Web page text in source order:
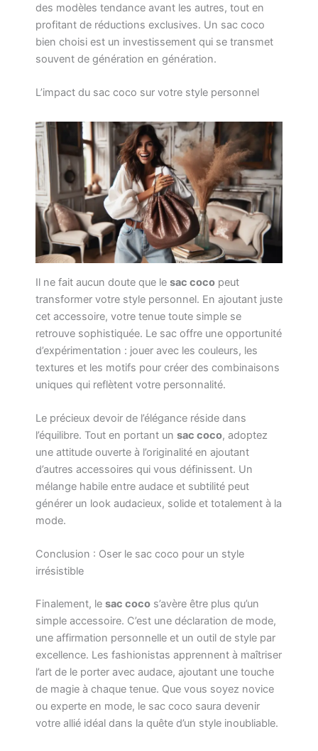
des modèles tendance avant les autres, tout en
profitant de réductions exclusives. Un sac coco
bien choisi est un investissement qui se transmet
souvent de génération en génération.
L’impact du sac coco sur votre style personnel
Il ne fait aucun doute que le sac coco peut
transformer votre style personnel. En ajoutant juste
cet accessoire, votre tenue toute simple se
retrouve sophistiquée. Le sac offre une opportunité
d’expérimentation : jouer avec les couleurs, les
textures et les motifs pour créer des combinaisons
uniques qui reflètent votre personnalité.
Le précieux devoir de l’élégance réside dans
l’équilibre. Tout en portant un sac coco, adoptez
une attitude ouverte à l’originalité en ajoutant
d’autres accessoires qui vous définissent. Un
mélange habile entre audace et subtilité peut
générer un look audacieux, solide et totalement à la
mode.
Conclusion : Oser le sac coco pour un style
irrésistible
Finalement, le sac coco s’avère être plus qu’un
simple accessoire. C’est une déclaration de mode,
une affirmation personnelle et un outil de style par
excellence. Les fashionistas apprennent à maîtriser
l’art de le porter avec audace, ajoutant une touche
de magie à chaque tenue. Que vous soyez novice
ou experte en mode, le sac coco saura devenir
votre allié idéal dans la quête d’un style inoubliable.